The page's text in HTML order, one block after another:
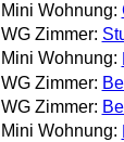
Mini Wohnung:
WG Zimmer:
Mini Wohnung:
WG Zimmer:
WG Zimmer:
Mini Wohnung: